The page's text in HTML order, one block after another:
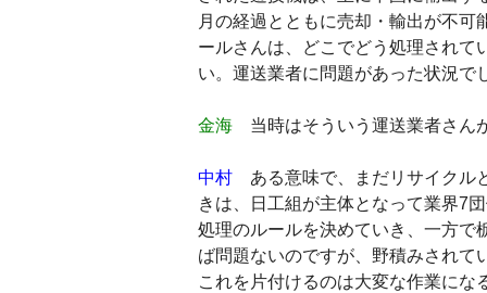
月の経過とともに売却・輸出が不
ールさんは、どこでどう処理されて
い。運送業者に問題があった状況で
金海 当時はそういう運送業者さん
中村 ある意味で、まだリサイクル
きは、日工組が主体となって業界7
処理のルールを決めていき、一方で
ば問題ないのですが、野積みされて
これを片付けるのは大変な作業に